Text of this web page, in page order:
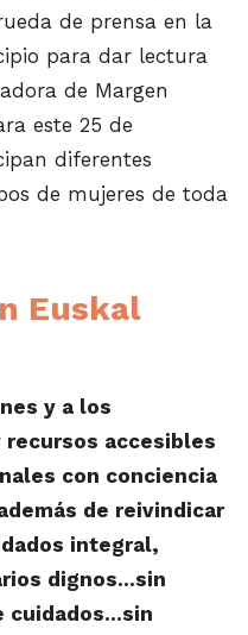
de prensa en la
para dar lectura
de Margen
este 25 de
diferentes
de mujeres de toda
Euskal
y a los
accesibles
con conciencia
de reivindicar
integral,
dignos…sin
cuidados…sin